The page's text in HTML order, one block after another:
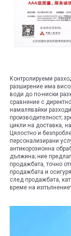
Контролируеми
разширение има
води до по-ниски
сравнение с
намалявайки
производителност;
цикли на доставка,
Цялостно и
персонализирани
антикорозионна
дължина; ние
продажбата, точно
продажбата и
след продажбата,
време на